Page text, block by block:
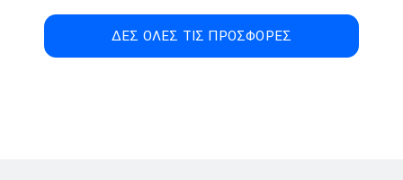
ΔΕΣ ΟΛΕΣ ΤΙΣ ΠΡΟΣΦΟΡΕΣ